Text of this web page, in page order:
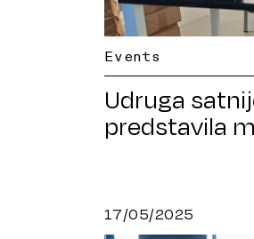
Events
Udruga
predstavila
17/05/2025